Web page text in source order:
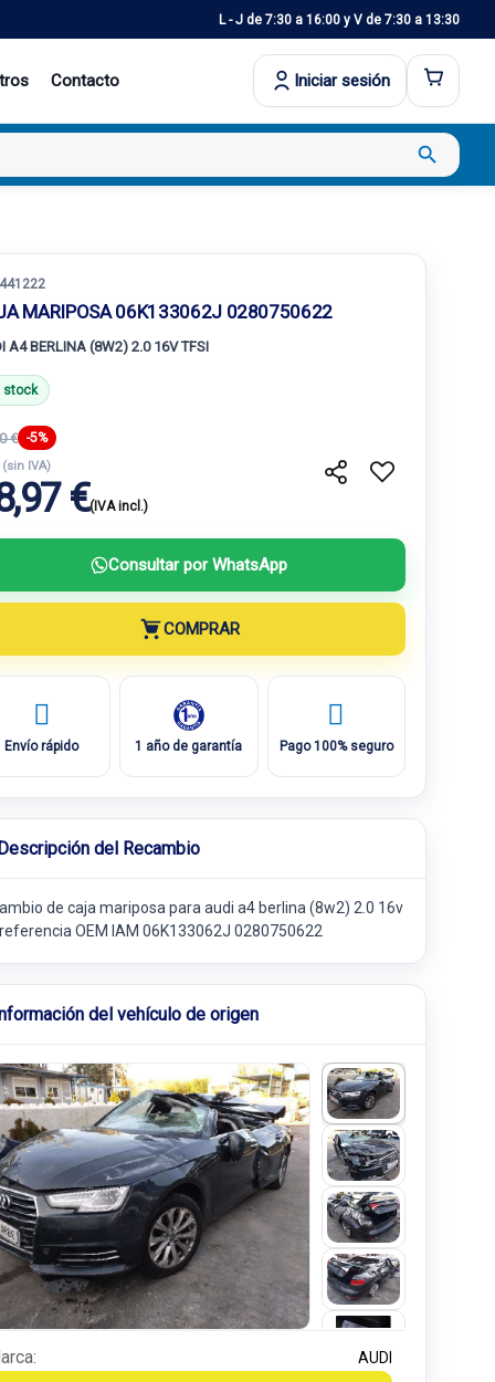
L - J de 7:30 a 16:00 y V de 7:30 a 13:30
Contacto Iniciar sesión
search
MARIPOSA 06K133062J 0280750622
A4 BERLINA (8W2) 2.0 16V TFSI
stock
€ -5%
(sin IVA)
€(IVA incl.)
Consultar por WhatsApp
COMPRAR
Envío rápido 1 año de garantía Pago 100% seguro
del Recambio
de caja mariposa para audi a4 berlina (8w2) 2.0 16v
OEM IAM 06K133062J 0280750622
del vehículo de origen
AUDI